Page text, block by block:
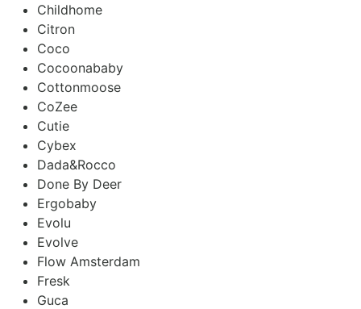
Childhome
Citron
Coco
Cocoonababy
Cottonmoose
CoZee
Cutie
Cybex
Dada&Rocco
Done By Deer
Ergobaby
Evolu
Evolve
Flow Amsterdam
Fresk
Guca